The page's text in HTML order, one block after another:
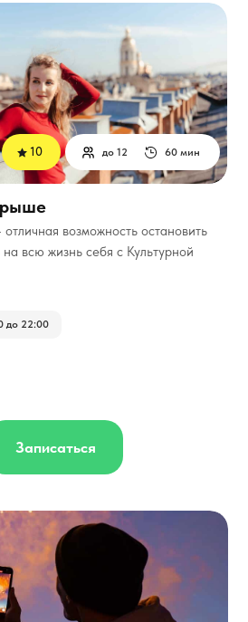
возможность остановить
всю жизнь себя с Культурной
60 мин
до 12
до 22:00
Записаться
10